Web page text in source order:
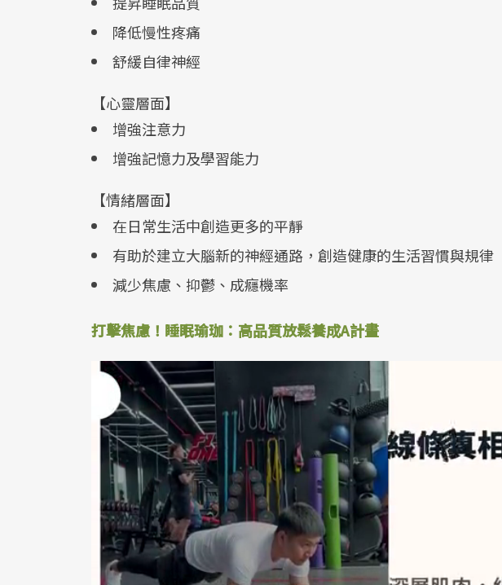
降低慢性疼痛
舒緩自律神經
【心靈層面】
增強注意力
增強記憶力及學習能力
【情緒層面】
在日常生活中創造更多的平靜
有助於建立大腦新的神經通路，創造健康的生活習慣與規律
減少焦慮、抑鬱、成癮機率
打擊焦慮！睡眠瑜珈：高品質放鬆養成A計畫